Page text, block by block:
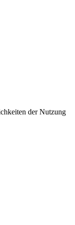
der Nutzung